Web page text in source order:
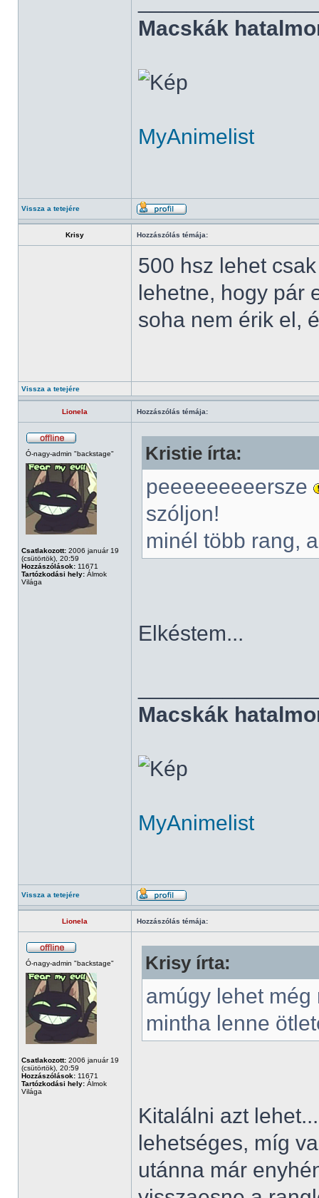
Macskák
MyAnimelist
Vissza a tetejére
Krisy Hozzászólás témája:
500 hsz lehet
lehetne, hogy pár
soha nem érik el,
Vissza a tetejére
Lionela Hozzászólás témája:
Ó-nagy-admin "backstage"
Csatlakozott: 2006 január 19
(csütörtök), 20:59
Hozzászólások: 11671
Tartózkodási hely: Álmok
Világa
Kristie írta:
peeeeeeeeersze
szóljon!
minél több rang,
Elkéstem...
Macskák
MyAnimelist
Vissza a tetejére
Lionela Hozzászólás témája:
Ó-nagy-admin "backstage"
Csatlakozott: 2006 január 19
(csütörtök), 20:59
Hozzászólások: 11671
Tartózkodási hely: Álmok
Világa
Krisy írta:
amúgy lehet
mintha lenne
Kitalálni azt
lehetséges, míg
utánna már